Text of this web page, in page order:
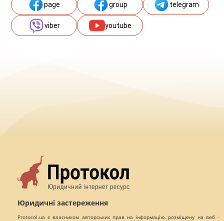
page group telegram
viber youtube
Юридичні застереження
Protocol.ua є власником авторських прав на інформацію, розміщену на веб -